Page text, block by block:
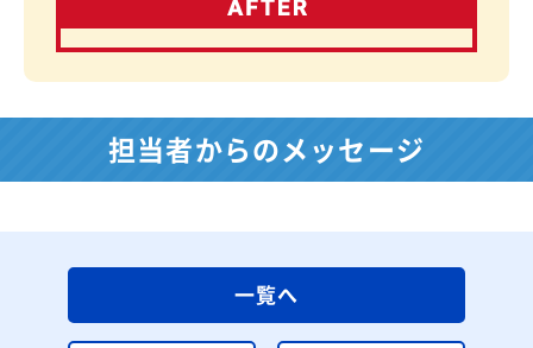
担当者からのメッセージ
一覧へ